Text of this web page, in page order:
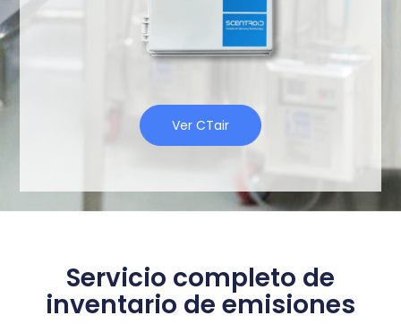
Ver CTair
Servicio completo de
inventario de emisiones